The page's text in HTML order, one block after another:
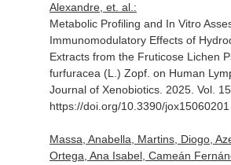
Alexandre, et. al.:
Metabolic Profiling and In Vitro
Immunomodulatory Effects of
Extracts from the Fruticose Lichen
furfuracea (L.) Zopf. on Human
Journal of Xenobiotics. 2025. Vol.
https://doi.org/10.3390/jox15060201
Massa, Anabella, Martins, Diogo,
Ortega, Ana Isabel, Cameán